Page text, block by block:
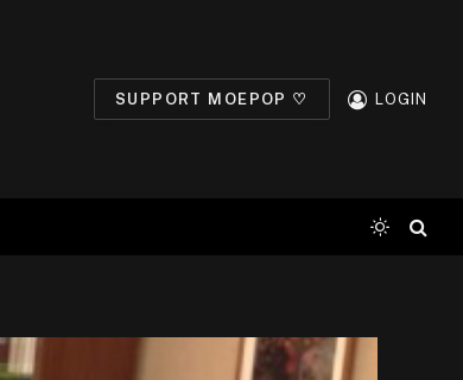
SUPPORT MOEPOP ♡ LOGIN